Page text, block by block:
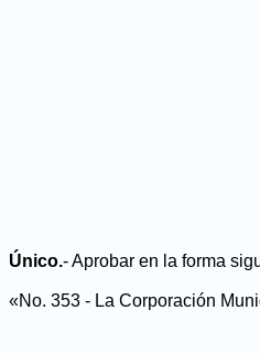
Único.- Aprobar en la forma
«No. 353 - La Corporación